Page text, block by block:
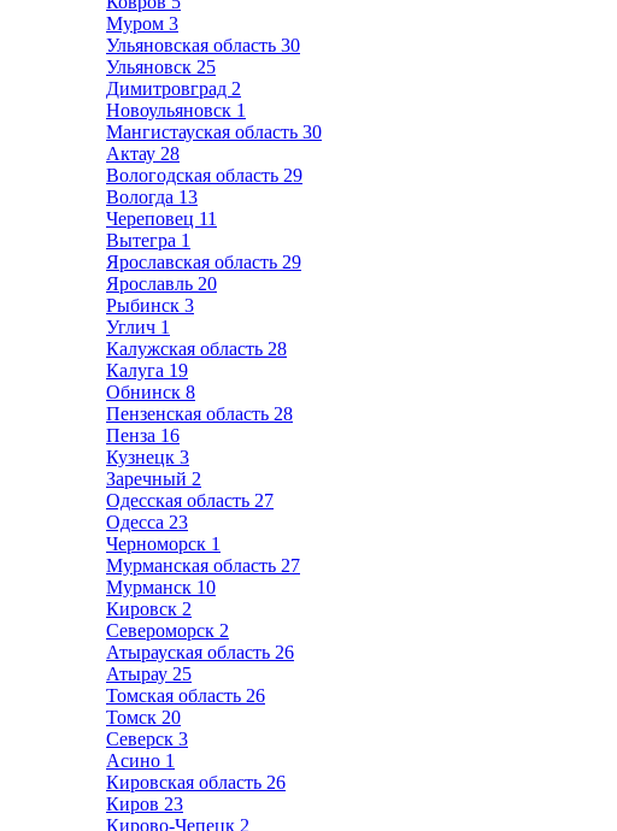
Муром 3
Ульяновская область 30
Ульяновск 25
Димитровград 2
Новоульяновск 1
Мангистауская область 30
Актау 28
Вологодская область 29
Вологда 13
Череповец 11
Вытегра 1
Ярославская область 29
Ярославль 20
Рыбинск 3
Углич 1
Калужская область 28
Калуга 19
Обнинск 8
Пензенская область 28
Пенза 16
Кузнецк 3
Заречный 2
Одесская область 27
Одесса 23
Черноморск 1
Мурманская область 27
Мурманск 10
Кировск 2
Североморск 2
Атырауская область 26
Атырау 25
Томская область 26
Томск 20
Северск 3
Асино 1
Кировская область 26
Киров 23
Кирово-Чепецк 2